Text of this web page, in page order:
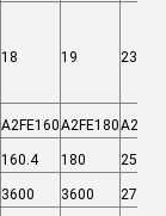
18 19 23
A2FE160A2FE180
160.4 180 250
3600 3600 2700